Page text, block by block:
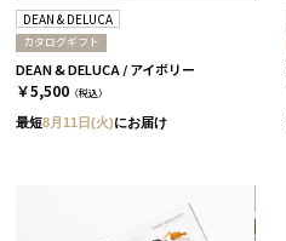
DEAN & DELUCA
カタログギフト
DEAN & DELUCA / アイボリー
￥5,500 （税込）
最短8月11日(火)にお届け